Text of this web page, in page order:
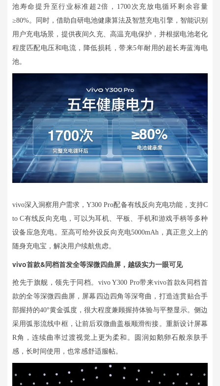
池寿命提升至行业标准超2倍，1700次充放电循环剩余容量
≥80%。同时，借助自研电池健康算法及智慧充电引擎，智能识别
用户充电场景，提供夜间久充、高温充电保护，并根据电池老化
程度匹配电压和电流，降低损耗，带来5年耐用的超长寿蓝海电
池。
vivo深入洞察用户需求，Y300 Pro配备有线反向充电功能，支持C
to C有线反向充电，可以为耳机、平板、手机和游戏手柄等多种
设备应急充电。至高可给外设反向充电5000mAh，真正意义上的
随身充电宝，解决用户续航焦虑。
vivo首款&同档首发全等深微四曲屏，越级实力一眼可见
抢先于旗舰，领先于同档。vivo Y300 Pro带来vivo首款&同档首
款的全等深微四曲屏，屏幕四边四角等深弯曲，打造连贯贴合手
部握持的40°黄金弧度，很大程度兼顾握持体验与平整显示。侧边
采用弧形流线中框，让前后双微曲盖板顺滑衔接。重新设计屏幕
R角，连续曲率过渡视觉上更为柔和。圆润如鹅卵石般亲肤手
感，长时间使用，也常感舒适服帖。